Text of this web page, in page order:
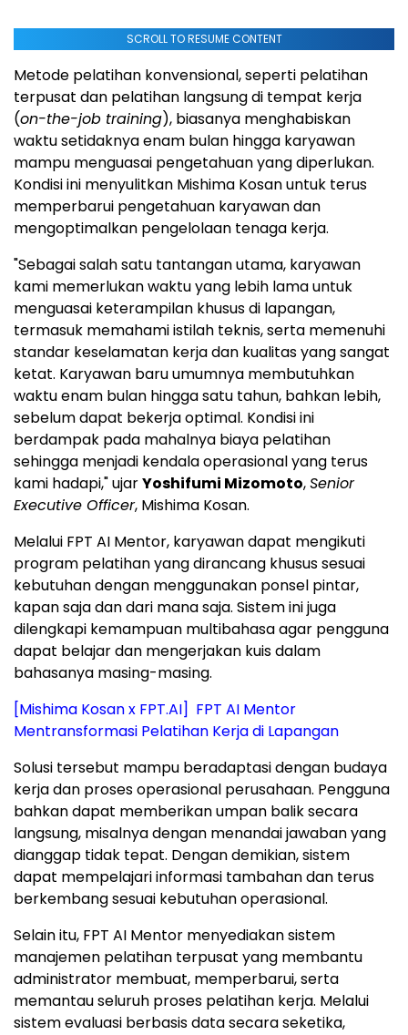
SCROLL TO RESUME CONTENT
Metode pelatihan konvensional, seperti pelatihan
terpusat dan pelatihan langsung di tempat kerja
(on-the-job training), biasanya menghabiskan
waktu setidaknya enam bulan hingga karyawan
mampu menguasai pengetahuan yang diperlukan.
Kondisi ini menyulitkan Mishima Kosan untuk terus
memperbarui pengetahuan karyawan dan
mengoptimalkan pengelolaan tenaga kerja.
"Sebagai salah satu tantangan utama, karyawan
kami memerlukan waktu yang lebih lama untuk
menguasai keterampilan khusus di lapangan,
termasuk memahami istilah teknis, serta memenuhi
standar keselamatan kerja dan kualitas yang sangat
ketat. Karyawan baru umumnya membutuhkan
waktu enam bulan hingga satu tahun, bahkan lebih,
sebelum dapat bekerja optimal. Kondisi ini
berdampak pada mahalnya biaya pelatihan
sehingga menjadi kendala operasional yang terus
kami hadapi," ujarYoshifumi Mizomoto,Senior
Executive Officer, Mishima Kosan.
Melalui FPT AI Mentor, karyawan dapat mengikuti
program pelatihan yang dirancang khusus sesuai
kebutuhan dengan menggunakan ponsel pintar,
kapan saja dan dari mana saja. Sistem ini juga
dilengkapi kemampuan multibahasa agar pengguna
dapat belajar dan mengerjakan kuis dalam
bahasanya masing-masing.
[Mishima Kosan x FPT.AI] FPT AI Mentor
Mentransformasi Pelatihan Kerja di Lapangan
Solusi tersebut mampu beradaptasi dengan budaya
kerja dan proses operasional perusahaan. Pengguna
bahkan dapat memberikan umpan balik secara
langsung, misalnya dengan menandai jawaban yang
dianggap tidak tepat. Dengan demikian, sistem
dapat mempelajari informasi tambahan dan terus
berkembang sesuai kebutuhan operasional.
Selain itu, FPT AI Mentor menyediakan sistem
manajemen pelatihan terpusat yang membantu
administrator membuat, memperbarui, serta
memantau seluruh proses pelatihan kerja. Melalui
sistem evaluasi berbasis data secara seketika,